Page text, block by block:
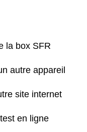
la box SFR
autre appareil
site internet
en ligne